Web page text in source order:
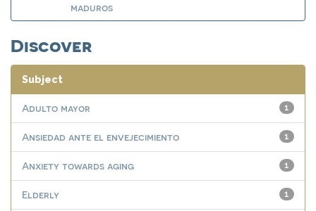
maduros
Discover
Subject
1
Adulto mayor
1
Ansiedad ante el envejecimiento
1
Anxiety towards aging
1
Elderly